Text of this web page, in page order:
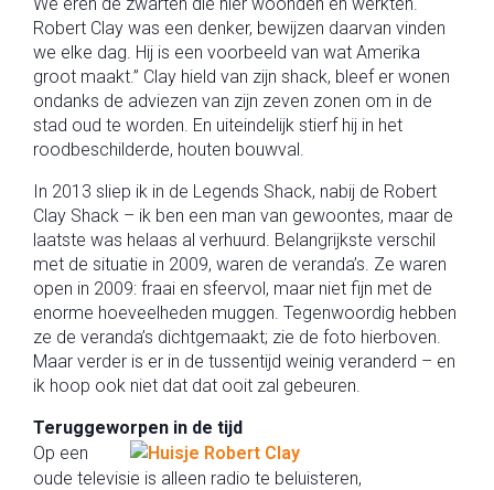
Robert Clay was een denker, bewijzen daarvan vinden
we elke dag. Hij is een voorbeeld van wat Amerika
groot maakt.” Clay hield van zijn shack, bleef er wonen
ondanks de adviezen van zijn zeven zonen om in de
stad oud te worden. En uiteindelijk stierf hij in het
roodbeschilderde, houten bouwval.
In 2013 sliep ik in de Legends Shack, nabij de Robert
Clay Shack – ik ben een man van gewoontes, maar de
laatste was helaas al verhuurd. Belangrijkste verschil
met de situatie in 2009, waren de veranda’s. Ze waren
open in 2009: fraai en sfeervol, maar niet fijn met de
enorme hoeveelheden muggen. Tegenwoordig hebben
ze de veranda’s dichtgemaakt; zie de foto hierboven.
Maar verder is er in de tussentijd weinig veranderd – en
ik hoop ook niet dat dat ooit zal gebeuren.
Teruggeworpen in de tijd
Op een
oude televisie is alleen radio te beluisteren,